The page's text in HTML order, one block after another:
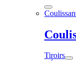
Tiroirs